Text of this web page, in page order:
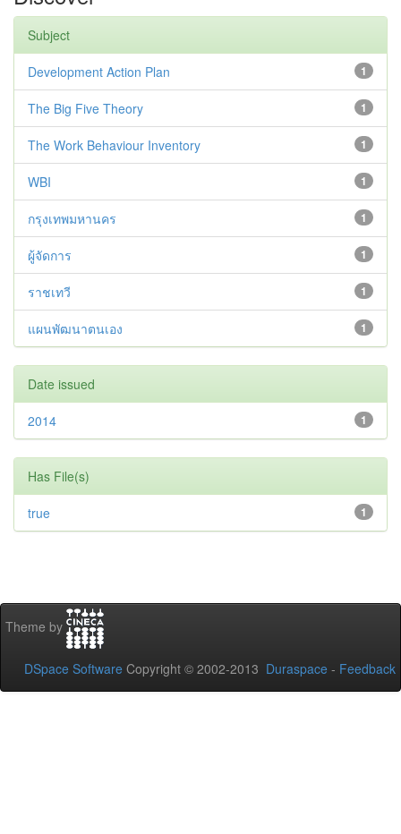
Subject
1
Development Action Plan
1
The Big Five Theory
1
The Work Behaviour Inventory
1
WBI
1
กรุงเทพมหานคร
1
ผู้จัดการ
1
ราชเทวี
1
แผนพัฒนาตนเอง
Date issued
1
2014
Has File(s)
1
true
Theme by
DSpace Software Copyright © 2002-2013 Duraspace - Feedback